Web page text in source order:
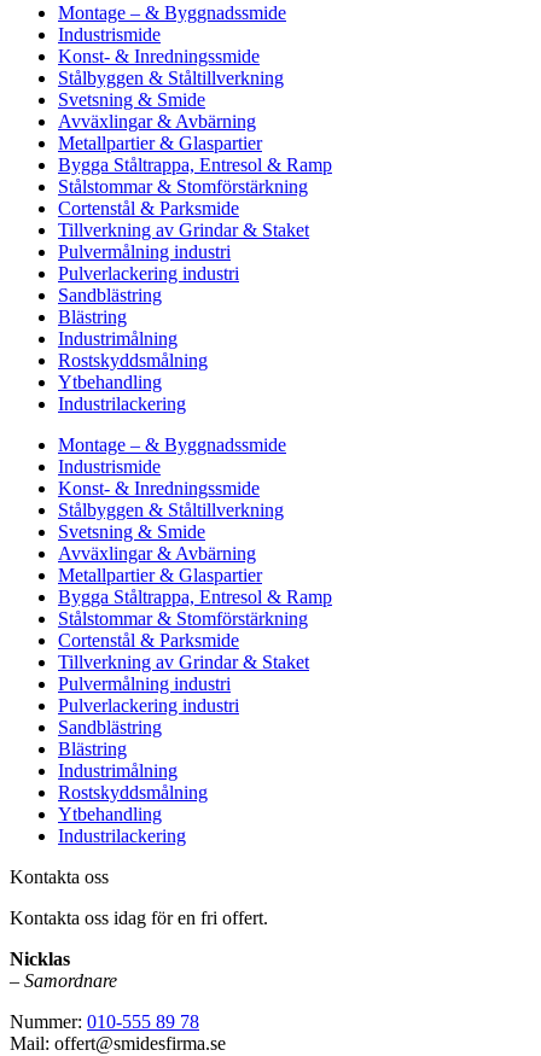
Montage – & Byggnadssmide
Industrismide
Konst- & Inredningssmide
Stålbyggen & Ståltillverkning
Svetsning & Smide
Avväxlingar & Avbärning
Metallpartier & Glaspartier
Bygga Ståltrappa, Entresol & Ramp
Stålstommar & Stomförstärkning
Cortenstål & Parksmide
Tillverkning av Grindar & Staket
Pulvermålning industri
Pulverlackering industri
Sandblästring
Blästring
Industrimålning
Rostskyddsmålning
Ytbehandling
Industrilackering
Montage – & Byggnadssmide
Industrismide
Konst- & Inredningssmide
Stålbyggen & Ståltillverkning
Svetsning & Smide
Avväxlingar & Avbärning
Metallpartier & Glaspartier
Bygga Ståltrappa, Entresol & Ramp
Stålstommar & Stomförstärkning
Cortenstål & Parksmide
Tillverkning av Grindar & Staket
Pulvermålning industri
Pulverlackering industri
Sandblästring
Blästring
Industrimålning
Rostskyddsmålning
Ytbehandling
Industrilackering
Kontakta oss
Kontakta oss idag för en fri offert.
Nicklas
– Samordnare
Nummer: 010-555 89 78
Mail: offert@smidesfirma.se